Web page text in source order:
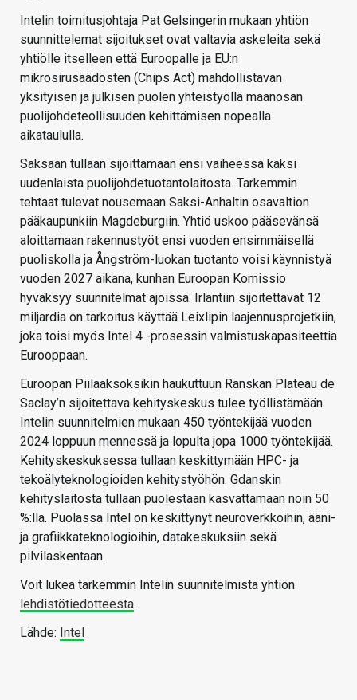
Intelin toimitusjohtaja Pat Gelsingerin mukaan yhtiön
suunnittelemat sijoitukset ovat valtavia askeleita sekä
yhtiölle itselleen että Euroopalle ja EU:n
mikrosirusäädösten (Chips Act) mahdollistavan
yksityisen ja julkisen puolen yhteistyöllä maanosan
puolijohdeteollisuuden kehittämisen nopealla
aikataululla.
Saksaan tullaan sijoittamaan ensi vaiheessa kaksi
uudenlaista puolijohdetuotantolaitosta. Tarkemmin
tehtaat tulevat nousemaan Saksi-Anhaltin osavaltion
pääkaupunkiin Magdeburgiin. Yhtiö uskoo pääsevänsä
aloittamaan rakennustyöt ensi vuoden ensimmäisellä
puoliskolla ja Ångström-luokan tuotanto voisi käynnistyä
vuoden 2027 aikana, kunhan Euroopan Komissio
hyväksyy suunnitelmat ajoissa. Irlantiin sijoitettavat 12
miljardia on tarkoitus käyttää Leixlipin laajennusprojetkiin,
joka toisi myös Intel 4 -prosessin valmistuskapasiteettia
Eurooppaan.
Euroopan Piilaaksoksikin haukuttuun Ranskan Plateau de
Saclay’n sijoitettava kehityskeskus tulee työllistämään
Intelin suunnitelmien mukaan 450 työntekijää vuoden
2024 loppuun mennessä ja lopulta jopa 1000 työntekijää.
Kehityskeskuksessa tullaan keskittymään HPC- ja
tekoälyteknologioiden kehitystyöhön. Gdanskin
kehityslaitosta tullaan puolestaan kasvattamaan noin 50
%:lla. Puolassa Intel on keskittynyt neuroverkkoihin, ääni-
ja grafiikkateknologioihin, datakeskuksiin sekä
pilvilaskentaan.
Voit lukea tarkemmin Intelin suunnitelmista yhtiön
lehdistötiedotteesta.
Lähde: Intel